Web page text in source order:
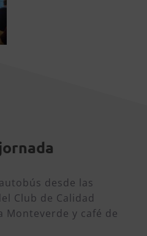
desde las
Club de Calidad
Monteverde y café de